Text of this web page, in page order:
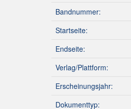
Bandnummer:
Startseite:
Endseite:
Verlag/Plattform:
Erscheinungsjahr:
Dokumenttyp: